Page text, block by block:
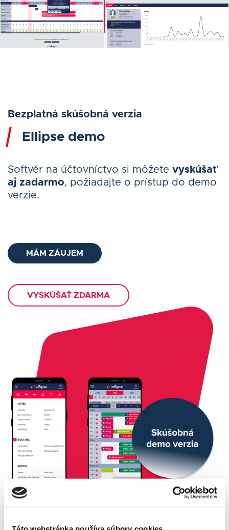
Bezplatná skúšobná verzia
Ellipse demo
Softvér na účtovníctvo si môžete vyskúšať
aj zadarmo, požiadajte o prístup do demo
verzie.
MÁM ZÁUJEM
VYSKÚŠAŤ ZDARMA